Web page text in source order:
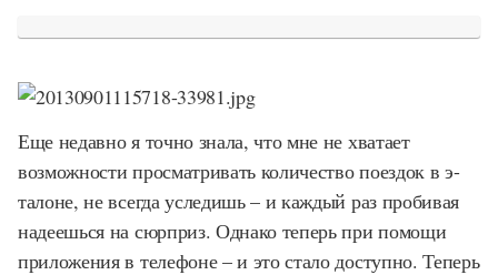
Еще недавно я точно знала, что мне не хватает
возможности просматривать количество поездок в э-
талоне, не всегда уследишь – и каждый раз пробивая
надеешься на сюрприз. Однако теперь при помощи
приложения в телефоне – и это стало доступно. Теперь